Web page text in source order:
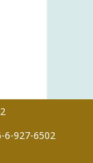
6-927-6502